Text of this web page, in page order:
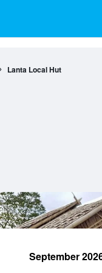
Lanta Local Hut
September